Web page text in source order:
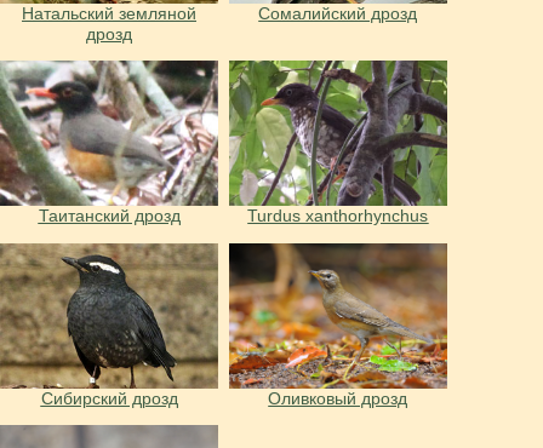
Натальский земляной
дрозд
Сомалийский дрозд
Таитанский дрозд Turdus xanthorhynchus
Сибирский дрозд Оливковый дрозд